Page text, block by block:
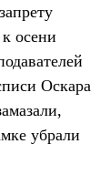
осени
Оскара
убрали